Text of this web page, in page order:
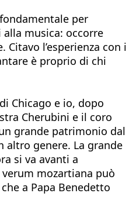
per
musica: occorre
l’esperienza con i
è proprio di chi
Chicago e io, dopo
Cherubini e il coro
grande patrimonio dal
altro genere. La grande
si va avanti a
mozartiana può
a Papa Benedetto